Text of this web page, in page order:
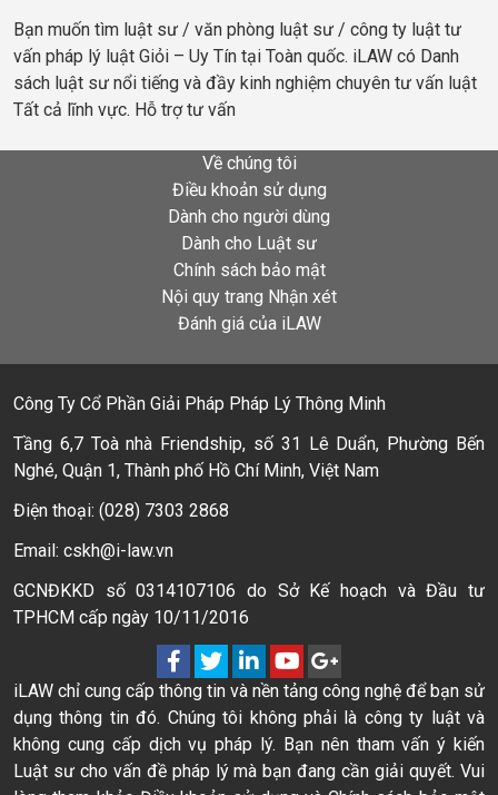
Bạn muốn tìm luật sư / văn phòng luật sư / công ty luật tư
vấn pháp lý luật Giỏi – Uy Tín tại Toàn quốc. iLAW có Danh
sách luật sư nổi tiếng và đầy kinh nghiệm chuyên tư vấn luật
Tất cả lĩnh vực. Hỗ trợ tư vấn
Về chúng tôi
Điều khoản sử dụng
Dành cho người dùng
Dành cho Luật sư
Chính sách bảo mật
Nội quy trang Nhận xét
Đánh giá của iLAW
Công Ty Cổ Phần Giải Pháp Pháp Lý Thông Minh
Tầng 6,7 Toà nhà Friendship, số 31 Lê Duẩn, Phường Bến
Nghé, Quận 1, Thành phố Hồ Chí Minh, Việt Nam
Điện thoại: (028) 7303 2868
Email: cskh@i-law.vn
GCNĐKKD số 0314107106 do Sở Kế hoạch và Đầu tư
TPHCM cấp ngày 10/11/2016
iLAW chỉ cung cấp thông tin và nền tảng công nghệ để bạn sử
dụng thông tin đó. Chúng tôi không phải là công ty luật và
không cung cấp dịch vụ pháp lý. Bạn nên tham vấn ý kiến
Luật sư cho vấn đề pháp lý mà bạn đang cần giải quyết. Vui